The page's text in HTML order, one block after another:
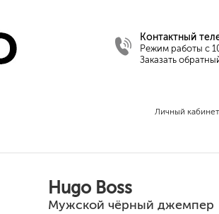
Контактный
Режим работы с
Заказать
Личный кабинет
Hugо Воss
Мужской чёрный джемпер